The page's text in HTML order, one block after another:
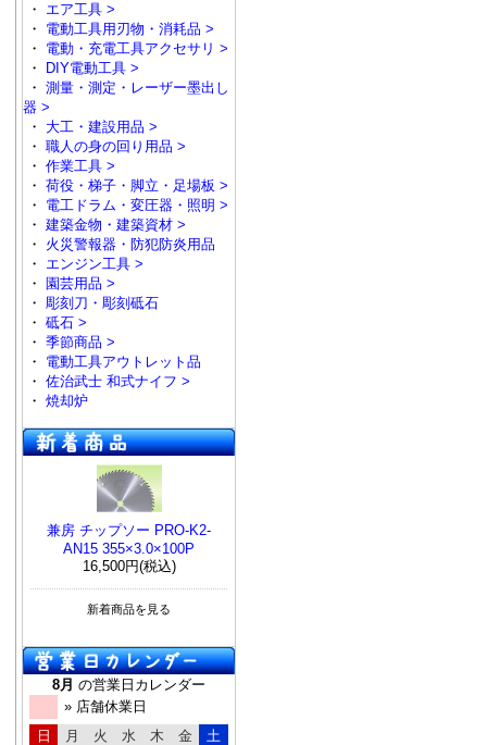
・ エア工具 >
・ 電動工具用刃物・消耗品 >
・ 電動・充電工具アクセサリ >
・
DIY電動工具 >
・ 測量・測定・レーザー墨出し
器 >
・ 大工・建設用品 >
・ 職人の身の回り用品 >
・ 作業工具 >
・ 荷役・梯子・脚立・足場板 >
・ 電工ドラム・変圧器・照明 >
・ 建築金物・建築資材 >
・ 火災警報器・防犯防炎用品
・ エンジン工具 >
・ 園芸用品 >
・ 彫刻刀・彫刻砥石
・ 砥石 >
・ 季節商品 >
・ 電動工具アウトレット品
・ 佐治武士 和式ナイフ >
・ 焼却炉
兼房 チップソー PRO-K2-
AN15 355×3.0×100P
16,500円(税込)
新着商品を見る
8月 の営業日カレンダー
» 店舗休業日
日
月 火 水 木 金
土